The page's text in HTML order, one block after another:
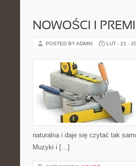
NOWOŚCI I
POSTED BY ADMIN LUT - 21 -
naturalna i daje się czytać tak
Muzyki i […]